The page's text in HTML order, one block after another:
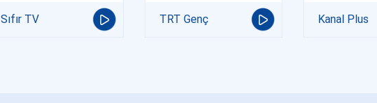
Sıfır TV TRT Genç Kanal Plus